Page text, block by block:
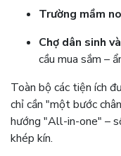
Trường mầm
Chợ dân sinh
cầu mua sắm –
Toàn bộ các tiện ích
chỉ cần "một bước
hướng "All-in-one" –
khép kín.